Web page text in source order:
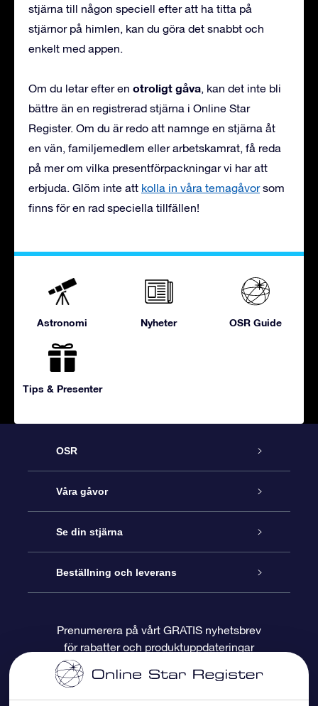
stjärna till någon speciell efter att ha titta på
stjärnor på himlen, kan du göra det snabbt och
enkelt med appen.
Om du letar efter en otroligt gåva, kan det inte bli
bättre än en registrerad stjärna i Online Star
Register. Om du är redo att namnge en stjärna åt
en vän, familjemedlem eller arbetskamrat, få reda
på mer om vilka presentförpackningar vi har att
erbjuda. Glöm inte att kolla in våra temagåvorsom
finns för en rad speciella tillfällen!
Astronomi Nyheter OSR Guide
Tips & Presenter
OSR
Kundtjänst
Kontakta oss
Blogg
Recensioner
Våra gåvor
Online-Stjärngåva
OSR Gåvopaket
OSR Presentkort
Företagspresenter
Se din stjärna
Stjärnregiste
Personlig Stjärnsida
One Million Stars
Beställning och leverans
Betalningsinformation
Prenumerera på vårt GRATIS nyhetsbrev
för rabatter och produktuppdateringar